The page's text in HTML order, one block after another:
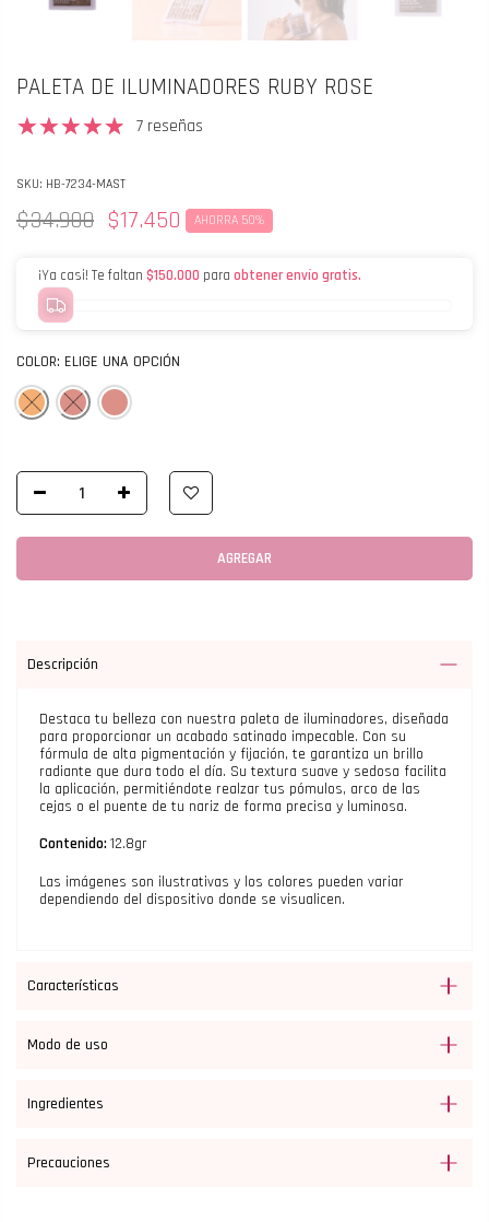
PALETA DE ILUMINADORES RUBY ROSE
7 reseñas
SKU: HB-7234-MAST
$34.900 $17.450 AHORRA 50%
¡Ya casi! Te faltan $150.000 para obtener envío gratis.
COLOR: ELIGE UNA OPCIÓN
AGREGAR
Descripción
Destaca tu belleza con nuestra paleta de iluminadores, diseñada
para proporcionar un acabado satinado impecable. Con su
fórmula de alta pigmentación y fijación, te garantiza un brillo
radiante que dura todo el día. Su textura suave y sedosa facilita
la aplicación, permitiéndote realzar tus pómulos, arco de las
cejas o el puente de tu nariz de forma precisa y luminosa.
Contenido: 12.8gr
Las imágenes son ilustrativas y los colores pueden variar
dependiendo del dispositivo donde se visualicen.
Características
Modo de uso
Ingredientes
Precauciones